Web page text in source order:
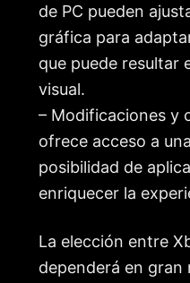
de PC pueden
gráfica para
que puede resultar
visual.
– Modificaciones y
ofrece acceso a
posibilidad de
enriquecer la
La elección entre
dependerá en gran